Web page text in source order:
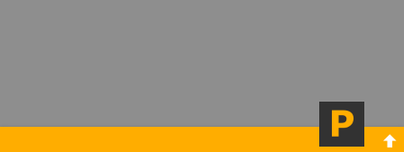
